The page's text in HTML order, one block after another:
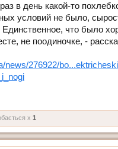
в день какой-то
условий не было,
что было
не поодиночке, -
news/276922/
x 1